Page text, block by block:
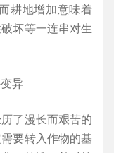
耕地增加意味着
坏等一连串对生
异
了漫长而艰苦的
要转入作物的基